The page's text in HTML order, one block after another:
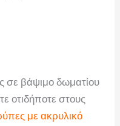
σε βάψιμο δωματίου
οτιδήποτε στους
με ακρυλικό